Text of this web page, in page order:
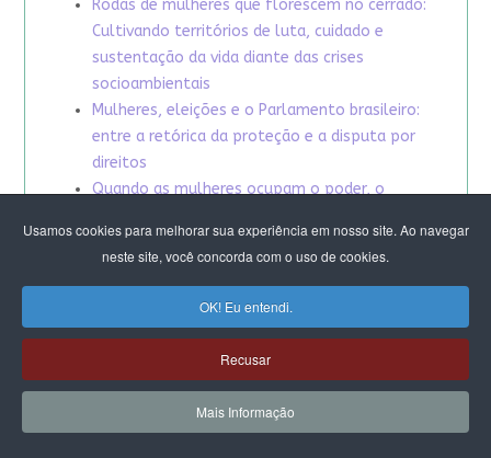
Usamos cookies para melhorar sua experiência em nosso site. Ao navegar
neste site, você concorda com o uso de cookies.
OK! Eu entendi.
Recusar
Mais Informação
Rodas de mulheres que florescem no cerrado:
Cultivando territórios de luta, cuidado e
sustentação da vida diante das crises
socioambientais
Mulheres, eleições e o Parlamento brasileiro:
entre a retórica da proteção e a disputa por
direitos
Quando as mulheres ocupam o poder, o
contra defensoras de direitos humanos no
Legislativo
entre CFEMEA e Mulheres do Movimento de